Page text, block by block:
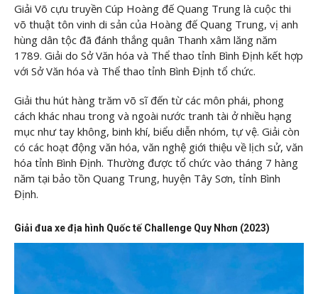
Giải Võ cựu truyền Cúp Hoàng đế Quang Trung là cuộc thi
võ thuật tôn vinh di sản của Hoàng đế Quang Trung, vị anh
hùng dân tộc đã đánh thắng quân Thanh xâm lăng năm
1789. Giải do Sở Văn hóa và Thể thao tỉnh Bình Định kết hợp
với Sở Văn hóa và Thể thao tỉnh Bình Định tổ chức.
Giải thu hút hàng trăm võ sĩ đến từ các môn phái, phong
cách khác nhau trong và ngoài nước tranh tài ở nhiều hạng
mục như tay không, binh khí, biểu diễn nhóm, tự vệ. Giải còn
có các hoạt động văn hóa, văn nghệ giới thiệu về lịch sử, văn
hóa tỉnh Bình Định. Thường được tổ chức vào tháng 7 hàng
năm tại bảo tồn Quang Trung, huyện Tây Sơn, tỉnh Bình
Định.
Giải đua xe địa hình Quốc tế Challenge Quy Nhơn (2023)